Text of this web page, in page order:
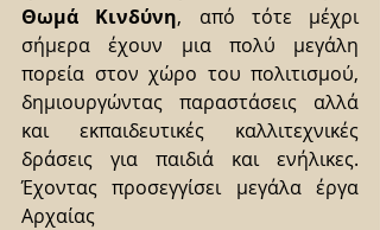
Θωμά Κινδύνη, από τότε μέχρι
σήμερα έχουν μια πολύ μεγάλη
πορεία στον χώρο του πολιτισμού,
δημιουργώντας παραστάσεις αλλά
και εκπαιδευτικές καλλιτεχνικές
δράσεις για παιδιά και ενήλικες.
Έχοντας προσεγγίσει μεγάλα έργα
Αρχαίας